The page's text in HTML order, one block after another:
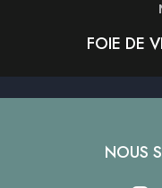
FOIE DE
NOUS